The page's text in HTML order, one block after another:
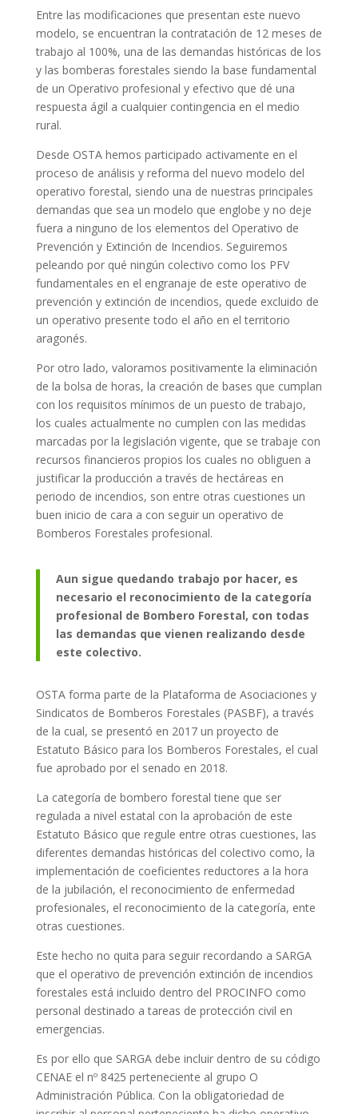
Entre las modificaciones que presentan este nuevo
modelo, se encuentran la contratación de 12 meses de
trabajo al 100%, una de las demandas históricas de los
y las bomberas forestales siendo la base fundamental
de un Operativo profesional y efectivo que dé una
respuesta ágil a cualquier contingencia en el medio
rural.
Desde OSTA hemos participado activamente en el
proceso de análisis y reforma del nuevo modelo del
operativo forestal, siendo una de nuestras principales
demandas que sea un modelo que englobe y no deje
fuera a ninguno de los elementos del Operativo de
Prevención y Extinción de Incendios. Seguiremos
peleando por qué ningún colectivo como los PFV
fundamentales en el engranaje de este operativo de
prevención y extinción de incendios, quede excluido de
un operativo presente todo el año en el territorio
aragonés.
Por otro lado, valoramos positivamente la eliminación
de la bolsa de horas, la creación de bases que cumplan
con los requisitos mínimos de un puesto de trabajo,
los cuales actualmente no cumplen con las medidas
marcadas por la legislación vigente, que se trabaje con
recursos financieros propios los cuales no obliguen a
justificar la producción a través de hectáreas en
periodo de incendios, son entre otras cuestiones un
buen inicio de cara a con seguir un operativo de
Bomberos Forestales profesional.
Aun sigue quedando trabajo por hacer, es
necesario el reconocimiento de la categoría
profesional de Bombero Forestal, con todas
las demandas que vienen realizando desde
este colectivo.
OSTA forma parte de la Plataforma de Asociaciones y
Sindicatos de Bomberos Forestales (PASBF), a través
de la cual, se presentó en 2017 un proyecto de
Estatuto Básico para los Bomberos Forestales, el cual
fue aprobado por el senado en 2018.
La categoría de bombero forestal tiene que ser
regulada a nivel estatal con la aprobación de este
Estatuto Básico que regule entre otras cuestiones, las
diferentes demandas históricas del colectivo como, la
implementación de coeficientes reductores a la hora
de la jubilación, el reconocimiento de enfermedad
profesionales, el reconocimiento de la categoría, ente
otras cuestiones.
Este hecho no quita para seguir recordando a SARGA
que el operativo de prevención extinción de incendios
forestales está incluido dentro del PROCINFO como
personal destinado a tareas de protección civil en
emergencias.
Es por ello que SARGA debe incluir dentro de su código
CENAE el nº 8425 perteneciente al grupo O
Administración Pública. Con la obligatoriedad de